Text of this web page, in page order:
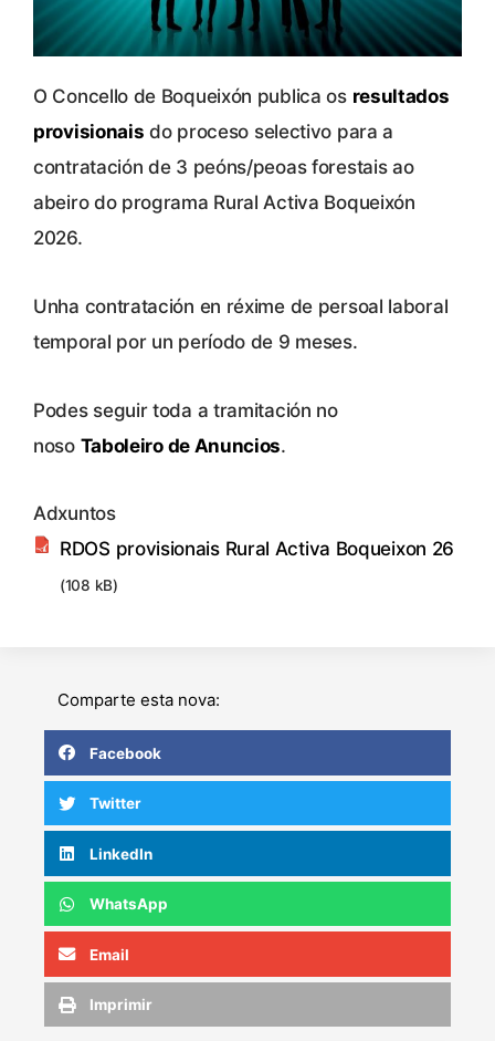
O Concello de Boqueixón publica os resultados
provisionais do proceso selectivo para a
contratación de 3 peóns/peoas forestais ao
abeiro do programa Rural Activa Boqueixón
2026.
Unha contratación en réxime de persoal laboral
temporal por un período de 9 meses.
Podes seguir toda a tramitación no
noso Taboleiro de Anuncios.
Adxuntos
RDOS provisionais Rural Activa Boqueixon 26
(108 kB)
Comparte esta nova:
Facebook
Twitter
LinkedIn
WhatsApp
Email
Imprimir